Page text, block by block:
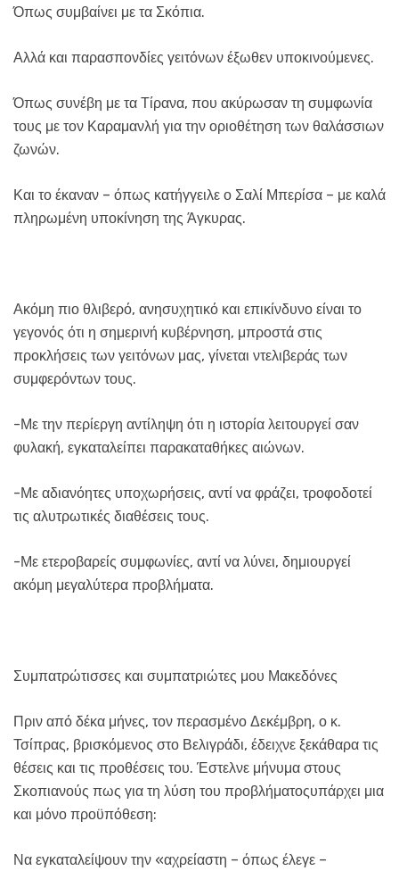
Όπως συμβαίνει με τα Σκόπια.
Αλλά και παρασπονδίες γειτόνων έξωθεν υποκινούμενες.
Όπως συνέβη με τα Τίρανα, που ακύρωσαν τη συμφωνία
τους με τον Καραμανλή για την οριοθέτηση των θαλάσσιων
ζωνών.
Και το έκαναν – όπως κατήγγειλε ο Σαλί Μπερίσα – με καλά
πληρωμένη υποκίνηση της Άγκυρας.
Ακόμη πιο θλιβερό, ανησυχητικό και επικίνδυνο είναι το
γεγονός ότι η σημερινή κυβέρνηση, μπροστά στις
προκλήσεις των γειτόνων μας, γίνεται ντελιβεράς των
συμφερόντων τους.
-Με την περίεργη αντίληψη ότι η ιστορία λειτουργεί σαν
φυλακή, εγκαταλείπει παρακαταθήκες αιώνων.
-Με αδιανόητες υποχωρήσεις, αντί να φράζει, τροφοδοτεί
τις αλυτρωτικές διαθέσεις τους.
-Με ετεροβαρείς συμφωνίες, αντί να λύνει, δημιουργεί
ακόμη μεγαλύτερα προβλήματα.
Συμπατρώτισσες και συμπατριώτες μου Μακεδόνες
Πριν από δέκα μήνες, τον περασμένο Δεκέμβρη, ο κ.
Τσίπρας, βρισκόμενος στο Βελιγράδι, έδειχνε ξεκάθαρα τις
θέσεις και τις προθέσεις του. Έστελνε μήνυμα στους
Σκοπιανούς πως για τη λύση του προβλήματοςυπάρχει μια
και μόνο προϋπόθεση:
Να εγκαταλείψουν την «αχρείαστη – όπως έλεγε –